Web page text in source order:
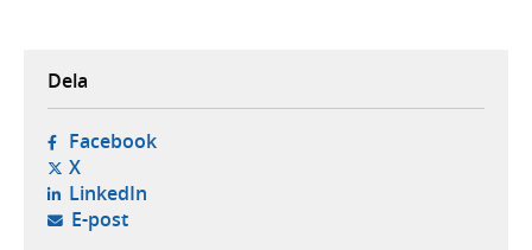
Dela
Facebook- öppnas i ny flik, extern webbplats,
X- öppnas i ny flik, extern webbplats,
LinkedIn- öppnas i ny flik, extern webbplats,
E-post- öppnar din e-postklient,